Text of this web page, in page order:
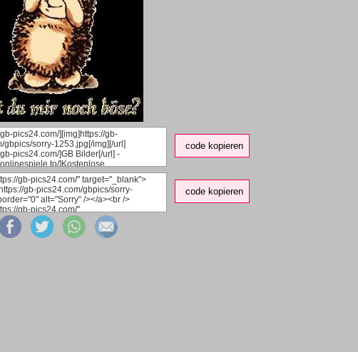
code kopieren
code kopieren